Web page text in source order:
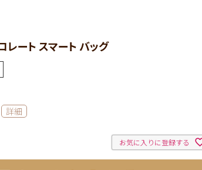
レート スマート バッグ
詳細
お気に入りに登録する